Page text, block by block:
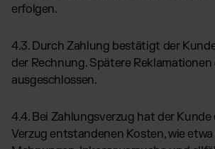
erfolgen.
4.3. Durch Zahlung bestätigt der
der Rechnung. Spätere Reklamationen
ausgeschlossen.
4.4. Bei Zahlungsverzug hat der
Verzug entstandenen Kosten, wie